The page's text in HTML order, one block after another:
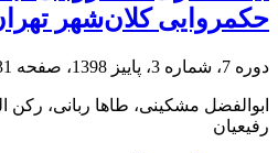
حکمروایی کلان‌شهر
دوره 7، شماره 3، پاییز 1398، صفحه
ابوالفضل مشکینی، طاها ربانی، رکن
رفیعیان